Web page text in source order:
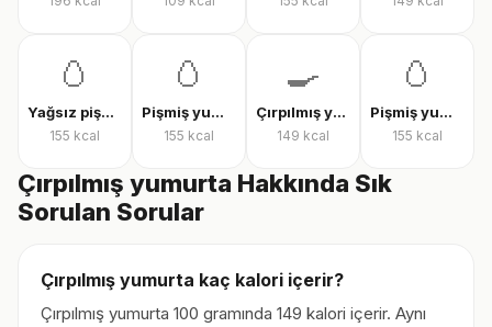
🥚
Yağsız pişmiş yumurta
155 kcal
🥚
Pişmiş yumurta
155 kcal
🍳
Çırpılmış yumurta
149 kcal
🥚
Pişmiş yumurta
155 kcal
Çırpılmış yumurta Hakkında Sık
Sorulan Sorular
Çırpılmış yumurta kaç kalori içerir?
Çırpılmış yumurta 100 gramında 149 kalori içerir. Aynı